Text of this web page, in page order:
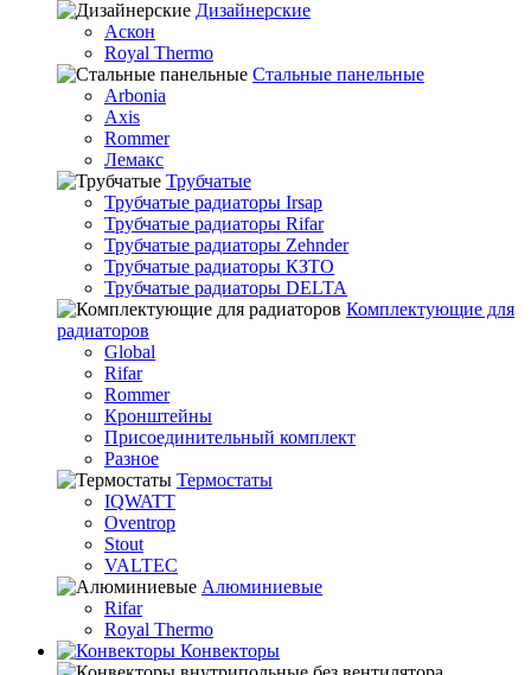
Дизайнерские
Аскон
Royal Thermo
Стальные панельные
Arbonia
Axis
Rommer
Лемакс
Трубчатые
Трубчатые радиаторы Irsap
Трубчатые радиаторы Rifar
Трубчатые радиаторы Zehnder
Трубчатые радиаторы КЗТО
Трубчатые радиаторы DELTA
Комплектующие для
радиаторов
Global
Rifar
Rommer
Кронштейны
Присоединительный комплект
Разное
Термостаты
IQWATT
Oventrop
Stout
VALTEC
Алюминиевые
Rifar
Royal Thermo
Конвекторы